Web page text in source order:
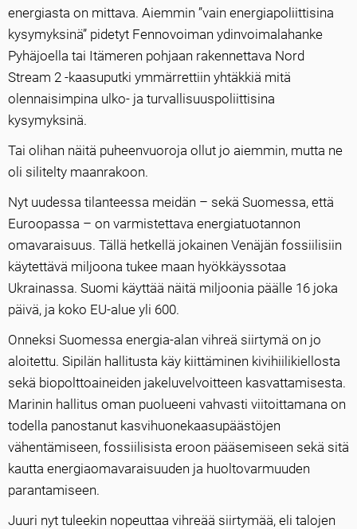
energiasta on mittava. Aiemmin ”vain energiapoliittisina
kysymyksinä” pidetyt Fennovoiman ydinvoimalahanke
Pyhäjoella tai Itämeren pohjaan rakennettava Nord
Stream 2 -kaasuputki ymmärrettiin yhtäkkiä mitä
olennaisimpina ulko- ja turvallisuuspoliittisina
kysymyksinä.
Tai olihan näitä puheenvuoroja ollut jo aiemmin, mutta ne
oli silitelty maanrakoon.
Nyt uudessa tilanteessa meidän – sekä Suomessa, että
Euroopassa – on varmistettava energiatuotannon
omavaraisuus. Tällä hetkellä jokainen Venäjän fossiilisiin
käytettävä miljoona tukee maan hyökkäyssotaa
Ukrainassa. Suomi käyttää näitä miljoonia päälle 16 joka
päivä, ja koko EU-alue yli 600.
Onneksi Suomessa energia-alan vihreä siirtymä on jo
aloitettu. Sipilän hallitusta käy kiittäminen kivihiilikiellosta
sekä biopolttoaineiden jakeluvelvoitteen kasvattamisesta.
Marinin hallitus oman puolueeni vahvasti viitoittamana on
todella panostanut kasvihuonekaasupäästöjen
vähentämiseen, fossiilisista eroon pääsemiseen sekä sitä
kautta energiaomavaraisuuden ja huoltovarmuuden
parantamiseen.
Juuri nyt tuleekin nopeuttaa vihreää siirtymää, eli talojen